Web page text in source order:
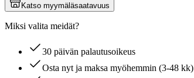
Katso myymäläsaatavuus
Miksi valita meidät?
30 päivän palautusoikeus
Osta nyt ja maksa myöhemmin (3-48 kk)